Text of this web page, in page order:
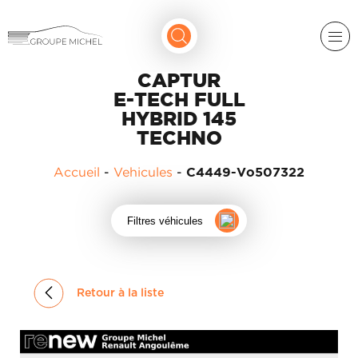
LIGIER
LIGIER
GROUPE
HISTORIQUE
CAPTUR
E-TECH FULL
HYBRID 145
TECHNO
Accueil - Vehicules - C4449-Vo507322
Filtres véhicules
Retour à la liste